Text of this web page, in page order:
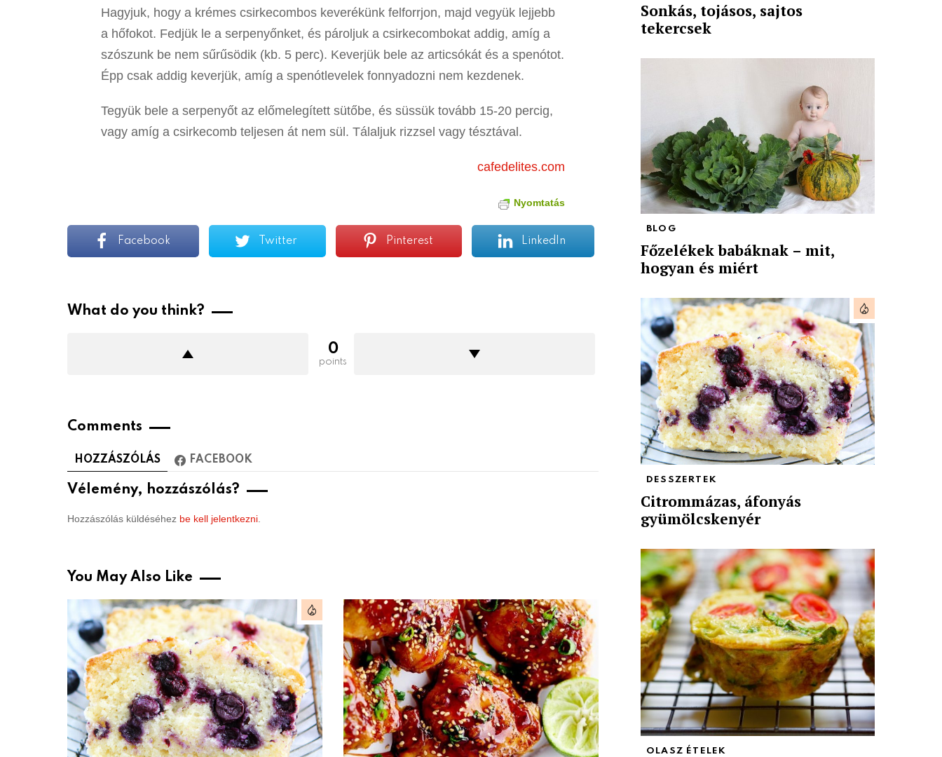
Hagyjuk, hogy a krémes csirkecombos keverékünk felforrjon, majd vegyük lejjebb
a hőfokot. Fedjük le a serpenyőnket, és pároljuk a csirkecombokat addig, amíg a
szószunk be nem sűrűsödik (kb. 5 perc). Keverjük bele az articsókát és a spenótot.
Épp csak addig keverjük, amíg a spenótlevelek fonnyadozni nem kezdenek.
Tegyük bele a serpenyőt az előmelegített sütőbe, és süssük tovább 15-20 percig,
vagy amíg a csirkecomb teljesen át nem sül. Tálaljuk rizzsel vagy tésztával.
cafedelites.com
Nyomtatás
Facebook Twitter Pinterest LinkedIn
What do you think?
0
points
Comments
HOZZÁSZÓLÁS FACEBOOK
Vélemény, hozzászólás?
Hozzászólás küldéséhez be kell jelentkezni.
You May Also Like
Sonkás, tojásos, sajtos
tekercsek
BLOG
Főzelékek babáknak – mit,
hogyan és miért
DESSZERTEK
Citrommázas, áfonyás
gyümölcskenyér
OLASZ ÉTELEK